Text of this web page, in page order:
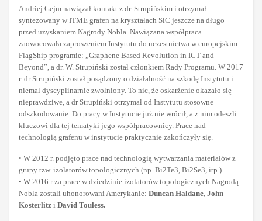
Andriej Gejm nawiązał kontakt z dr. Strupińskim i otrzymał
syntezowany w ITME grafen na kryształach SiC jeszcze na długo
przed uzyskaniem Nagrody Nobla. Nawiązana współpraca
zaowocowała zaproszeniem Instytutu do uczestnictwa w europejskim
FlagShip programie: „Graphene Based Revolution in ICT and
Beyond”, a dr. W. Strupiński został członkiem Rady Programu. W 2017
r. dr Strupiński został posądzony o działalność na szkodę Instytutu i
niemal dyscyplinarnie zwolniony. To nic, że oskarżenie okazało się
nieprawdziwe, a dr Strupiński otrzymał od Instytutu stosowne
odszkodowanie. Do pracy w Instytucie już nie wrócił, a z nim odeszli
kluczowi dla tej tematyki jego współpracownicy. Prace nad
technologią grafenu w instytucie praktycznie zakończyły się.
• W 2012 r. podjęto prace nad technologią wytwarzania materiałów z
grupy tzw. izolatorów topologicznych (np. Bi2Te3, Bi2Se3, itp.)
• W 2016 r za prace w dziedzinie izolatorów topologicznych Nagrodą
Nobla zostali uhonorowani Amerykanie: Duncan Haldane, John
Kosterlitz i David Touless.